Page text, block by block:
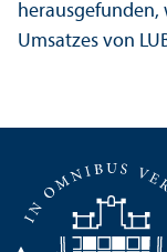
herausgefunden,
Umsatzes von